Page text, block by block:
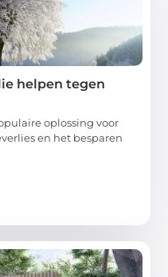
helpen tegen
oplossing voor
en het besparen